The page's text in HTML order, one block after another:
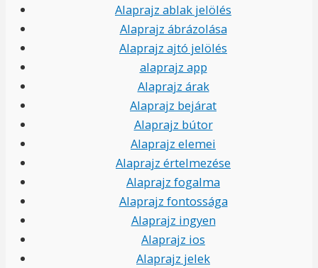
Alaprajz ablak jelölés
Alaprajz ábrázolása
Alaprajz ajtó jelölés
alaprajz app
Alaprajz árak
Alaprajz bejárat
Alaprajz bútor
Alaprajz elemei
Alaprajz értelmezése
Alaprajz fogalma
Alaprajz fontossága
Alaprajz ingyen
Alaprajz ios
Alaprajz jelek